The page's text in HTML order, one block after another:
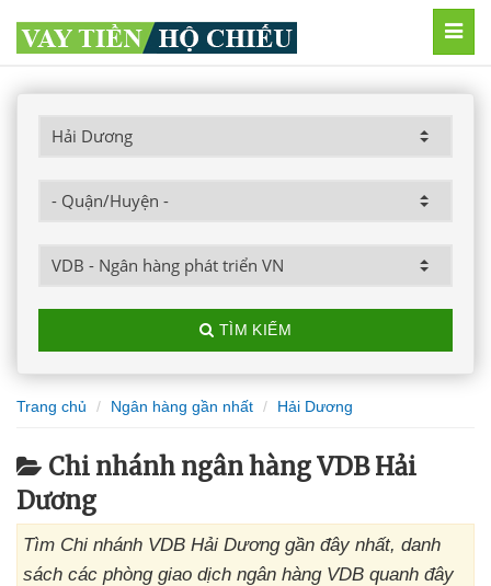
TÌM KIẾM
Trang chủ Ngân hàng gần nhất Hải Dương
Chi nhánh ngân hàng VDB Hải
Dương
Tìm Chi nhánh VDB Hải Dương gần đây nhất, danh
sách các phòng giao dịch ngân hàng VDB quanh đây